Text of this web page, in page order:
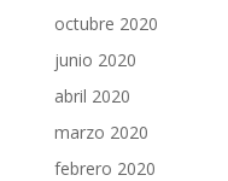
octubre 2020
junio 2020
abril 2020
marzo 2020
febrero 2020